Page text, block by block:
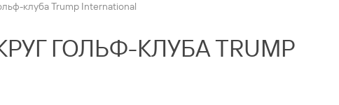
клуба Trump International
ГОЛЬФ-КЛУБА TRUMP